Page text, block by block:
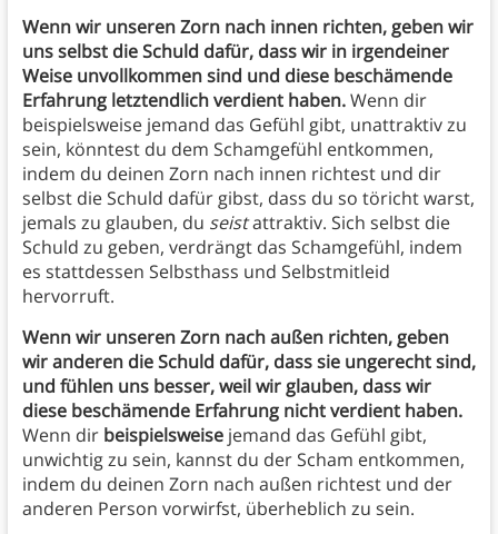
Wenn wir unseren Zorn nach innen richten, geben wir
uns selbst die Schuld dafür, dass wir in irgendeiner
Weise unvollkommen sind und diese beschämende
Erfahrung letztendlich verdient haben.Wenn dir
beispielsweise jemand das Gefühl gibt, unattraktiv zu
sein, könntest du dem Schamgefühl entkommen,
indem du deinen Zorn nach innen richtest und dir
selbst die Schuld dafür gibst, dass du so töricht warst,
jemals zu glauben, du seistattraktiv. Sich selbst die
Schuld zu geben, verdrängt das Schamgefühl, indem
es stattdessen Selbsthass und Selbstmitleid
hervorruft.
Wenn wir unseren Zorn nach außen richten, geben
wir anderen die Schuld dafür, dass sie ungerecht sind,
und fühlen uns besser, weil wir glauben, dass wir
diese beschämende Erfahrung nicht verdient haben.
Wenn dir beispielsweise jemand das Gefühl gibt,
unwichtig zu sein, kannst du der Scham entkommen,
indem du deinen Zorn nach außen richtest und der
anderen Person vorwirfst, überheblich zu sein.